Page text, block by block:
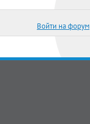
Войти на форум